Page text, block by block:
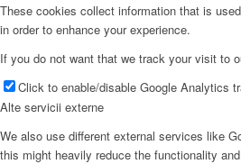
These cookies collect information that is
in order to enhance your experience.
If you do not want that we track your visit to
Click to enable/disable Google Analytics
Alte servicii externe
We also use different external services like
this might heavily reduce the functionality